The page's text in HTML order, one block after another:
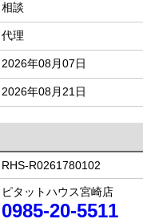
相談
代理
2026年08月07日
2026年08月21日
RHS-R0261780102
ピタットハウス宮崎店
0985-20-5511